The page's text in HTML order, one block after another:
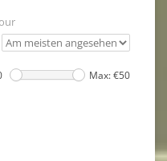
Max: €50